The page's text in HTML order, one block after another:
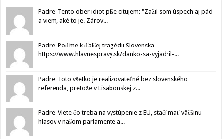
Padre: Tento ober idiot píše citujem: "Zažil som úspech aj pád
a viem, aké to je. Zárov...
Padre: Poďme k ďalšej tragédii Slovenska
https://www.hlavnespravy.sk/danko-sa-vyjadril-...
Padre: Toto všetko je realizovateľné bez slovenského
referenda, pretože v Lisabonskej z...
Padre: Viete čo treba na vystúpenie z EU, stačí mať väčšinu
hlasov v našom parlamente a...